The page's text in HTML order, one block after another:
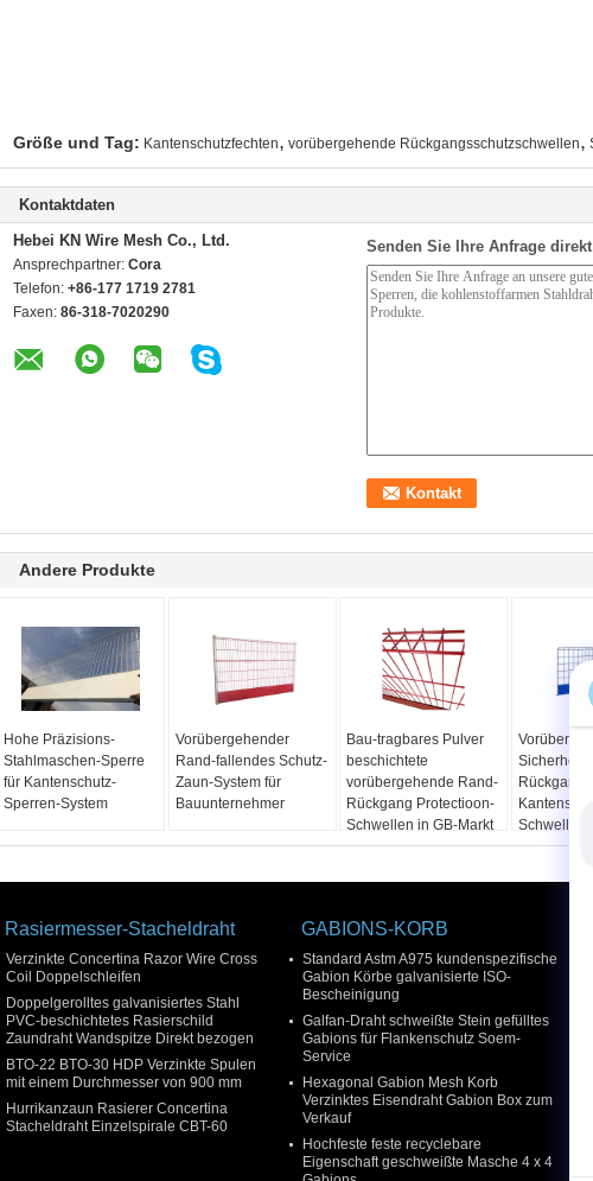
Größe und Tag: Kantenschutzfechten, vorübergehende Rückgangsschutzschwellen,
Kontaktdaten
Hebei KN Wire Mesh Co., Ltd.
Ansprechpartner: Cora
Telefon: +86-177 1719 2781
Faxen: 86-318-7020290
Senden Sie Ihre Anfrage
Andere Produkte
Hohe Präzisions-
Stahlmaschen-Sperre
für Kantenschutz-
Sperren-System
Vorübergehender
Rand-fallendes Schutz-
Zaun-System für
Bauunternehmer
Bau-tragbares Pulver
beschichtete
vorübergehende Rand-
Rückgang Protectioon-
Schwellen in GB-Markt
Sicherheits-
Rasiermesser-Stacheldraht
Verzinkte Concertina Razor Wire Cross
Coil Doppelschleifen
Doppelgerolltes galvanisiertes Stahl
PVC-beschichtetes Rasierschild
Zaundraht Wandspitze Direkt bezogen
BTO-22 BTO-30 HDP Verzinkte Spulen
mit einem Durchmesser von 900 mm
Hurrikanzaun Rasierer Concertina
Stacheldraht Einzelspirale CBT-60
GABIONS-KORB
Standard Astm A975 kundenspezifische
Gabion Körbe galvanisierte ISO-
Bescheinigung
Galfan-Draht schweißte Stein gefülltes
Gabions für Flankenschutz Soem-
Service
Hexagonal Gabion Mesh Korb
Verzinktes Eisendraht Gabion Box zum
Verkauf
Hochfeste feste recyclebare
Eigenschaft geschweißte Masche 4 x 4